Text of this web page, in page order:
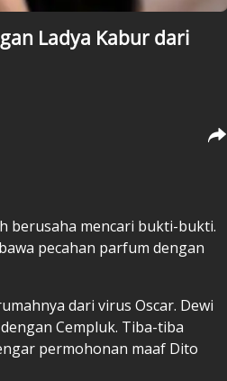
Ladya Kabur dari
berusaha mencari bukti-bukti.
pecahan parfum dengan
dari virus Oscar. Dewi
Cempluk. Tiba-tiba
permohonan maaf Dito